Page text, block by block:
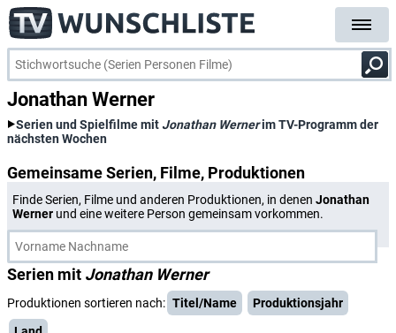
Jonathan Werner
Serien und Spielfilme mit Jonathan Wernerim TV-Programm der
nächsten Wochen
Gemeinsame Serien, Filme, Produktionen
Finde Serien, Filme und anderen Produktionen, in denen Jonathan
Werner und eine weitere Person gemeinsam vorkommen.
Serien mit Jonathan Werner
Produktionen sortieren nach: Titel/Name
Produktionsjahr